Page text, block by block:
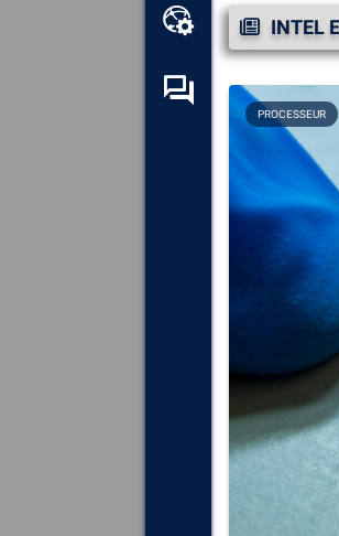
Caja de
línea
Foro de
Explora
todos
software
Diagnosticar y
las causas de
(pantallas
y
controladores
estén
sistema.
INTEL
PROCESSEUR